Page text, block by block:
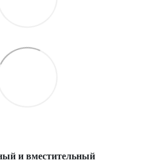
и вместительный